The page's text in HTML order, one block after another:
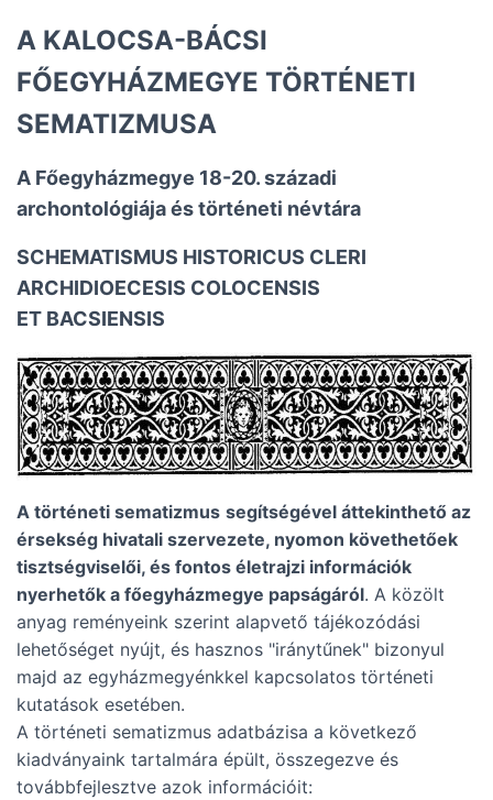
A KALOCSA-­BÁCSI
FŐEGYHÁZMEGYE TÖRTÉNETI
SEMATIZMUSA
A Főegyházmegye 18-20. századi
archontológiája és történeti névtára
SCHEMATISMUS HISTORICUS CLERI
ARCHIDIOECESIS COLOCENSIS
ET BACSIENSIS
A történeti sematizmus segítségével áttekinthető az
érsekség hivatali szervezete, nyomon követhetőek
tisztségviselői, és fontos életrajzi információk
nyerhetők a főegyházmegye papságáról. A közölt
anyag reményeink szerint alapvető tájékozódási
lehetőséget nyújt, és hasznos "iránytűnek" bizonyul
majd az egyházmegyénkkel kapcsolatos történeti
kutatások esetében.
A történeti sematizmus adatbázisa a következő
kiadványaink tartalmára épült, összegezve és
továbbfejlesztve azok információit: